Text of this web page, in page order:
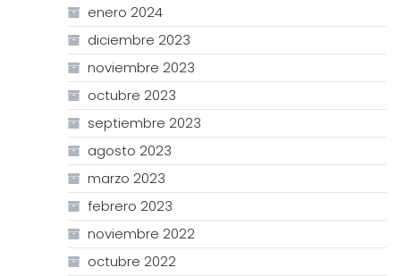
enero 2024
diciembre 2023
noviembre 2023
octubre 2023
septiembre 2023
agosto 2023
marzo 2023
febrero 2023
noviembre 2022
octubre 2022